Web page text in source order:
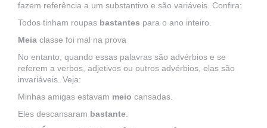
fazem referência a um substantivo e são variáveis. Confira:
Todos tinham roupas bastantes para o ano inteiro.
Meia classe foi mal na prova
No entanto, quando essas palavras são advérbios e se
referem a verbos, adjetivos ou outros advérbios, elas são
invariáveis. Veja:
Minhas amigas estavam meio cansadas.
Eles descansaram bastante.